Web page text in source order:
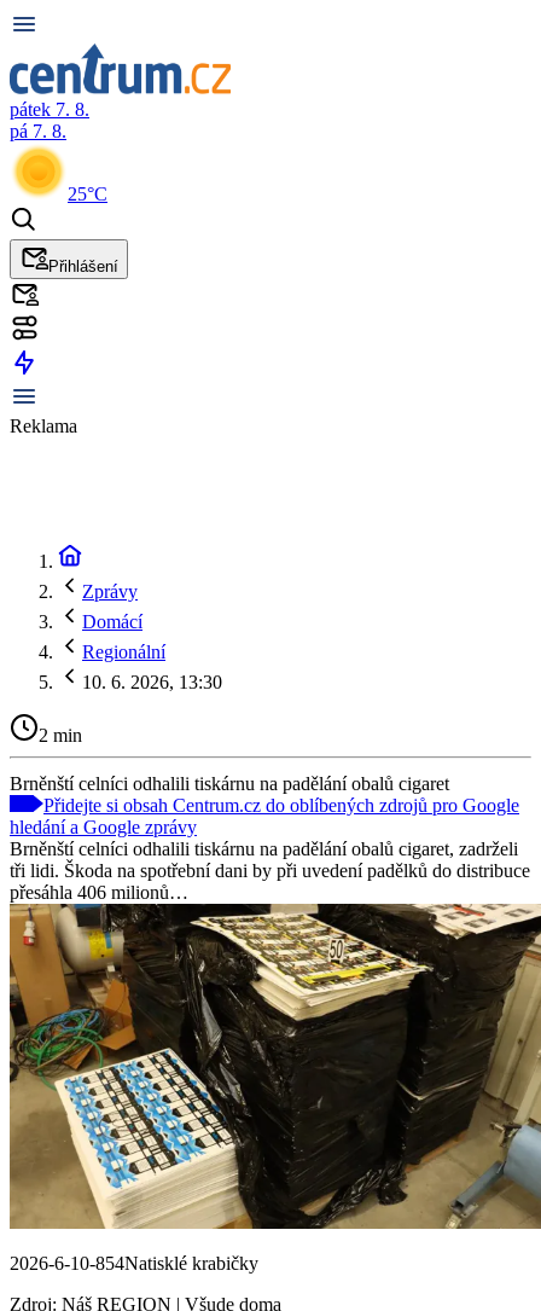
pátek 7. 8.
pá 7. 8.
25°C
Přihlášení
Reklama
Zprávy
Domácí
Regionální
10. 6. 2026, 13:30
2 min
Brněnští celníci odhalili tiskárnu na padělání obalů cigaret
Přidejte si obsah Centrum.cz do oblíbených zdrojů pro Google
hledání a Google zprávy
Brněnští celníci odhalili tiskárnu na padělání obalů cigaret, zadrželi
tři lidi. Škoda na spotřební dani by při uvedení padělků do distribuce
přesáhla 406 milionů…
2026-6-10-854Natisklé krabičky
Zdroj: Náš REGION | Všude doma